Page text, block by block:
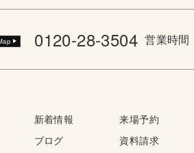
0120-28-3504 営業時間
新着情報
ブログ
来場予約
資料請求